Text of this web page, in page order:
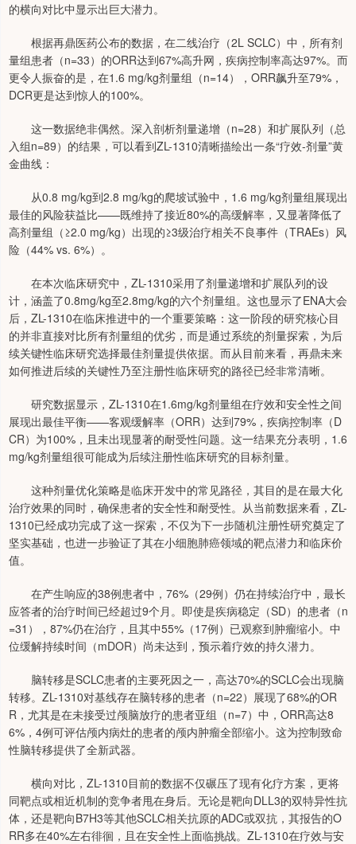
的横向对比中显示出巨大潜力。
根据再鼎医药公布的数据，在二线治疗（2L SCLC）中，所有剂
量组患者（n=33）的ORR达到67%高升网，疾病控制率高达97%。而
更令人振奋的是，在1.6 mg/kg剂量组（n=14），ORR飙升至79%，
DCR更是达到惊人的100%。
这一数据绝非偶然。深入剖析剂量递增（n=28）和扩展队列（总
入组n=89）的结果，可以看到ZL-1310清晰描绘出一条“疗效-剂量”黄
金曲线：
从0.8 mg/kg到2.8 mg/kg的爬坡试验中，1.6 mg/kg剂量组展现出
最佳的风险获益比——既维持了接近80%的高缓解率，又显著降低了
高剂量组（≥2.0 mg/kg）出现的≥3级治疗相关不良事件（TRAEs）风
险（44% vs. 6%）。
在本次临床研究中，ZL-1310采用了剂量递增和扩展队列的设
计，涵盖了0.8mg/kg至2.8mg/kg的六个剂量组。这也显示了ENA大会
后，ZL-1310在临床推进中的一个重要策略：这一阶段的研究核心目
的并非直接对比所有剂量组的优劣，而是通过系统的剂量探索，为后
续关键性临床研究选择最佳剂量提供依据。而从目前来看，再鼎未来
如何推进后续的关键性乃至注册性临床研究的路径已经非常清晰。
研究数据显示，ZL-1310在1.6mg/kg剂量组在疗效和安全性之间
展现出最佳平衡——客观缓解率（ORR）达到79%，疾病控制率（D
CR）为100%，且未出现显著的耐受性问题。这一结果充分表明，1.6
mg/kg剂量组很可能成为后续注册性临床研究的目标剂量。
这种剂量优化策略是临床开发中的常见路径，其目的是在最大化
治疗效果的同时，确保患者的安全性和耐受性。从当前数据来看，ZL-
1310已经成功完成了这一探索，不仅为下一步随机注册性研究奠定了
坚实基础，也进一步验证了其在小细胞肺癌领域的靶点潜力和临床价
值。
在产生响应的38例患者中，76%（29例）仍在持续治疗中，最长
应答者的治疗时间已经超过9个月。即使是疾病稳定（SD）的患者（n
=31），87%仍在治疗，且其中55%（17例）已观察到肿瘤缩小。中
位缓解持续时间（mDOR）尚未达到，预示着疗效的持久潜力。
脑转移是SCLC患者的主要死因之一，高达70%的SCLC会出现脑
转移。ZL-1310对基线存在脑转移的患者（n=22）展现了68%的OR
R，尤其是在未接受过颅脑放疗的患者亚组（n=7）中，ORR高达8
6%，4例可评估颅内病灶的患者的颅内肿瘤全部缩小。这为控制致命
性脑转移提供了全新武器。
横向对比，ZL-1310目前的数据不仅碾压了现有化疗方案，更将
同靶点或相近机制的竞争者甩在身后。无论是靶向DLL3的双特异性抗
体，还是靶向B7H3等其他SCLC相关抗原的ADC或双抗，其报告的O
RR多在40%左右徘徊，且在安全性上面临挑战。ZL-1310在疗效与安